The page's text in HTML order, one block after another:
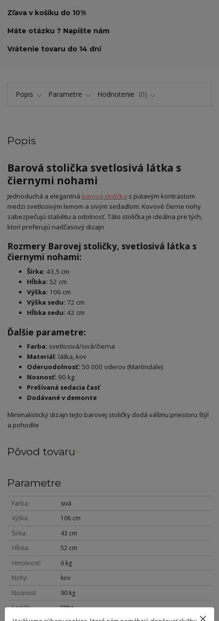
Zľava v košíku do 10%
Máte otázku ? Napíšte nám
Vrátenie tovaru do 14 dní
Popis Parametre Hodnotenie 0
Popis
Barová stolička svetlosivá látka s
čiernymi nohami
Jednoduchá a elegantná barová stolička s pútavým kontrastom
medzi svetlosivým lemom a sivým sedadlom. Kovové čierne nohy
zabezpečujú stabilitu a odolnosť. Táto stolička je ideálna pre tých,
ktorí preferujú nadčasový dizajn
Rozmery Barovej stoličky, svetlosivá látka s
čiernymi nohami:
Šírka: 43,5 cm
Hĺbka: 52 cm
Výška: 106 cm
Výška sedu: 72 cm
Hĺbka sedu: 42 cm
Ďalšie parametre:
Farba: svetlosivá/sivá/čierna
Materiál: látka, kov
Oderuodolnosť: 50 000 oderov (Martindale)
Nosnosť: 90 kg
Prešívaná sedacia časť
Dodávané v demonte
Minimalistický dizajn tejto barovej stoličky dodá vášmu priestoru štýl
a pohodlie
Pôvod tovaru
Parametre
Farba
sivá
Výška
106 cm
Šírka
43 cm
Hĺbka
52 cm
Hmotnosť
6 kg
Nohy
kov
Nosnosť
90 kg
Sedák
látka